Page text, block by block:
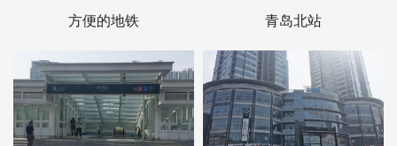
方便的地铁 青岛北站